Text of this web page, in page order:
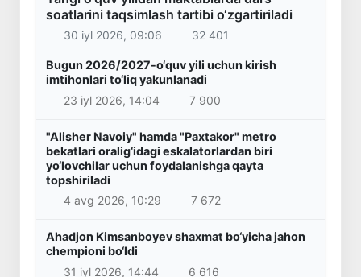
soatlarini taqsimlash tartibi o‘zgartiriladi
30 iyl 2026, 09:06 32 401
Bugun 2026/2027-o‘quv yili uchun kirish
imtihonlari to‘liq yakunlanadi
23 iyl 2026, 14:04
7 900
"Alisher Navoiy" hamda "Paxtakor" metro
bekatlari oralig‘idagi eskalatorlardan biri
yo‘lovchilar uchun foydalanishga qayta
topshiriladi
4 avg 2026, 10:29
7 672
Ahadjon Kimsanboyev shaxmat bo‘yicha jahon
chempioni bo‘ldi
31 iyl 2026, 14:44
6 616